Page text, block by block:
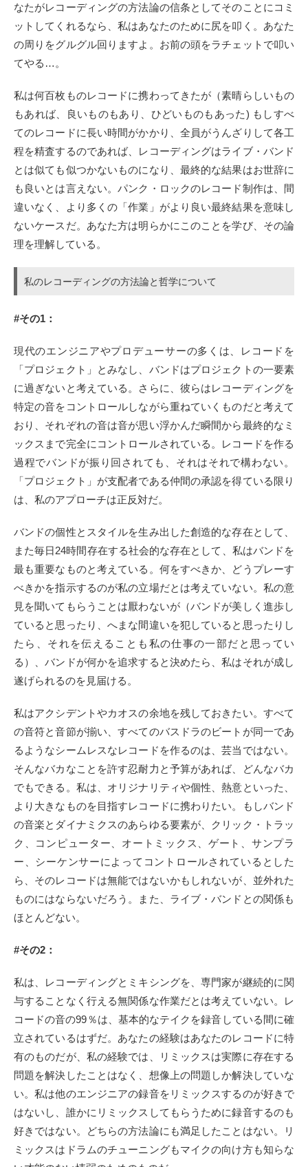
なたがレコーディングの方法論の信条としてそのことにコミ
ットしてくれるなら、私はあなたのために尻を叩く。あなた
の周りをグルグル回りますよ。お前の頭をラチェットで叩い
てやる…。
私は何百枚ものレコードに携わってきたが（素晴らしいもの
もあれば、良いものもあり、ひどいものもあった) もしすべ
てのレコードに長い時間がかかり、全員がうんざりして各工
程を精査するのであれば、レコーディングはライブ・バンド
とは似ても似つかないものになり、最終的な結果はお世辞に
も良いとは言えない。パンク・ロックのレコード制作は、間
違いなく、より多くの「作業」がより良い最終結果を意味し
ないケースだ。あなた方は明らかにこのことを学び、その論
理を理解している。
私のレコーディングの方法論と哲学について
#その1：
現代のエンジニアやプロデューサーの多くは、レコードを
「プロジェクト」とみなし、バンドはプロジェクトの一要素
に過ぎないと考えている。さらに、彼らはレコーディングを
特定の音をコントロールしながら重ねていくものだと考えて
おり、それぞれの音は音が思い浮かんだ瞬間から最終的なミ
ックスまで完全にコントロールされている。レコードを作る
過程でバンドが振り回されても、それはそれで構わない。
「プロジェクト」が支配者である仲間の承認を得ている限り
は、私のアプローチは正反対だ。
バンドの個性とスタイルを生み出した創造的な存在として、
また毎日24時間存在する社会的な存在として、私はバンドを
最も重要なものと考えている。何をすべきか、どうプレーす
べきかを指示するのが私の立場だとは考えていない。私の意
見を聞いてもらうことは厭わないが（バンドが美しく進歩し
ていると思ったり、へまな間違いを犯していると思ったりし
たら、それを伝えることも私の仕事の一部だと思ってい
る）、バンドが何かを追求すると決めたら、私はそれが成し
遂げられるのを見届ける。
私はアクシデントやカオスの余地を残しておきたい。すべて
の音符と音節が揃い、すべてのバスドラのビートが同一であ
るようなシームレスなレコードを作るのは、芸当ではない。
そんなバカなことを許す忍耐力と予算があれば、どんなバカ
でもできる。私は、オリジナリティや個性、熱意といった、
より大きなものを目指すレコードに携わりたい。もしバンド
の音楽とダイナミクスのあらゆる要素が、クリック・トラッ
ク、コンピューター、オートミックス、ゲート、サンプラ
ー、シーケンサーによってコントロールされているとした
ら、そのレコードは無能ではないかもしれないが、並外れた
ものにはならないだろう。また、ライブ・バンドとの関係も
ほとんどない。
#その2：
私は、レコーディングとミキシングを、専門家が継続的に関
与することなく行える無関係な作業だとは考えていない。レ
コードの音の99％は、基本的なテイクを録音している間に確
立されているはずだ。あなたの経験はあなたのレコードに特
有のものだが、私の経験では、リミックスは実際に存在する
問題を解決したことはなく、想像上の問題しか解決していな
い。私は他のエンジニアの録音をリミックスするのが好きで
はないし、誰かにリミックスしてもらうために録音するのも
好きではない。どちらの方法論にも満足したことはない。リ
ミックスはドラムのチューニングもマイクの向け方も知らな